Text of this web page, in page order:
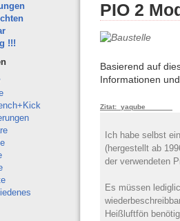
!!!
PIO 2
Basierend auf
Informationen
Zitat: yaqube
Ich habe selbst
(hergestellt ab
der verwendeten
Es müssen
Heißluftfön